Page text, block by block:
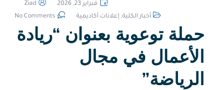
فبراير 23, 2026
Ziad
أخبار الكلية, إعلانات أكاديمية No Comments
حملة توعوية بعنوان “ريادة
الأعمال في مجال
الرياضة”